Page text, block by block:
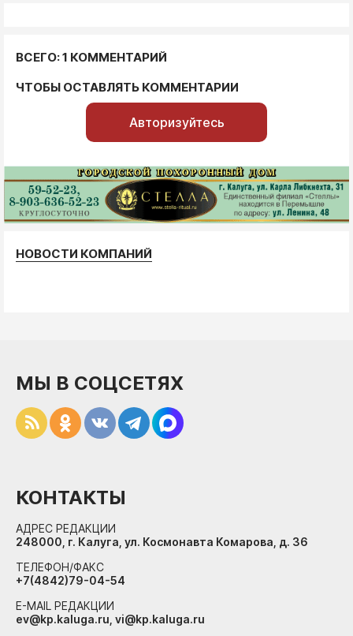
ВСЕГО: 1 КОММЕНТАРИЙ
ЧТОБЫ ОСТАВЛЯТЬ КОММЕНТАРИИ
Авторизуйтесь
НОВОСТИ КОМПАНИЙ
МЫ В СОЦСЕТЯХ
КОНТАКТЫ
АДРЕС РЕДАКЦИИ
248000, г. Калуга, ул. Космонавта Комарова, д. 36
ТЕЛЕФОН/ФАКС
+7(4842)79-04-54
E-MAIL РЕДАКЦИИ
ev@kp.kaluga.ru, vi@kp.kaluga.ru